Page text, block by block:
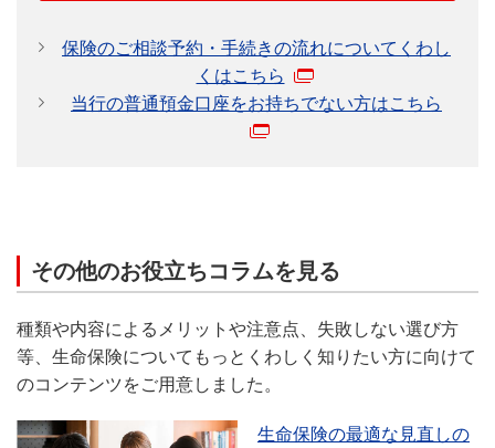
保険のご相談予約・手続きの流れについてくわし
くはこちら
当行の普通預金口座をお持ちでない方はこちら
その他のお役立ちコラムを見る
種類や内容によるメリットや注意点、失敗しない選び方
等、生命保険についてもっとくわしく知りたい方に向けて
のコンテンツをご用意しました。
生命保険の最適な見直しの